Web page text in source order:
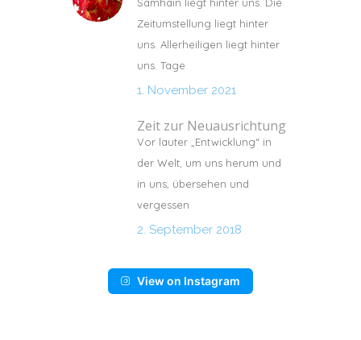
Zeitumstellung liegt hinter
uns. Allerheiligen liegt hinter
uns. Tage
1. November 2021
Zeit zur Neuausrichtung
Vor lauter „Entwicklung“ in
der Welt, um uns herum und
in uns, übersehen und
vergessen
2. September 2018
View on Instagram